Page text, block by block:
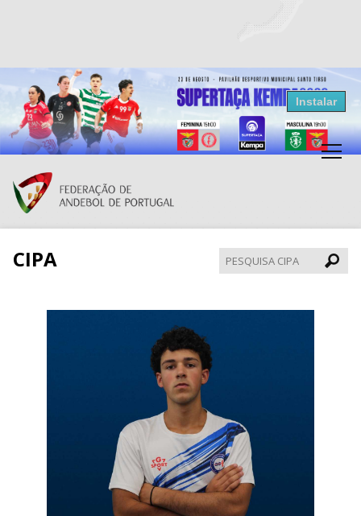
Resultados Andebol
Federação de Andebol de Portugal
Grátis - Disponivel na Play Store
Instalar
CIPA
CIPA